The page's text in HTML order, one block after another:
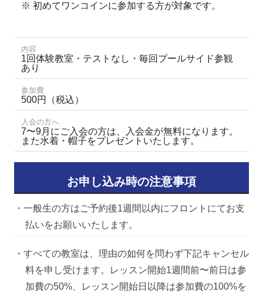
※ 初めてワンコインに参加する方が対象です。
内容
1回体験教室・テストなし・毎回プールサイド参観
あり
参加費
500円（税込）
入会の方へ
7〜9月にご入会の方は、入会金が無料になります。
また水着・帽子をプレゼントいたします。
お申し込み時の注意事項
・一般生の方はご予約後1週間以内にフロントにてお支
払いをお願いいたします。
・すべての教室は、理由の如何を問わず下記キャンセル
料を申し受けます。レッスン開始1週間前〜前日は参
加費の50%、レッスン開始日以降は参加費の100%を